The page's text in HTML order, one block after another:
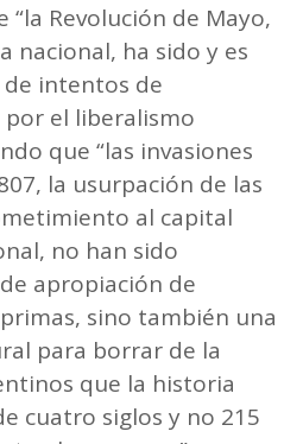
“la Revolución de Mayo,
nacional, ha sido y es
intentos de
el liberalismo
que “las invasiones
la usurpación de las
al capital
no han sido
apropiación de
sino también una
para borrar de la
que la historia
cuatro siglos y no 215